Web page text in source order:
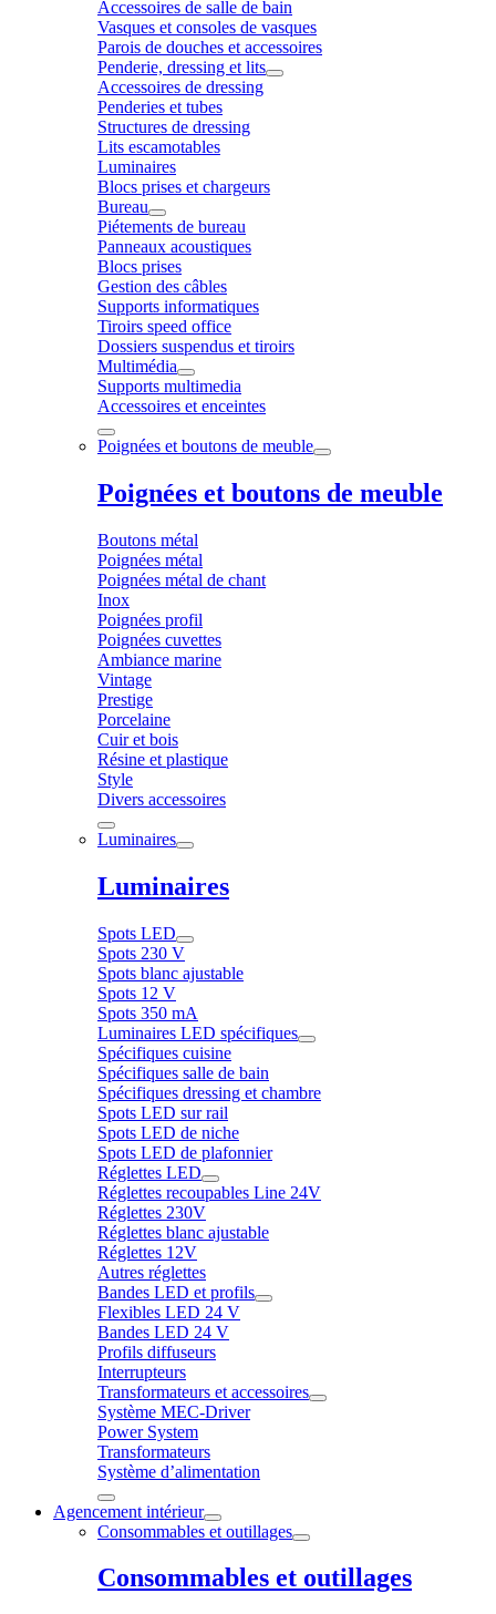
Accessoires de salle de bain
Vasques et consoles de vasques
Parois de douches et accessoires
Penderie, dressing et lits
Accessoires de dressing
Penderies et tubes
Structures de dressing
Lits escamotables
Luminaires
Blocs prises et chargeurs
Bureau
Piétements de bureau
Panneaux acoustiques
Blocs prises
Gestion des câbles
Supports informatiques
Tiroirs speed office
Dossiers suspendus et tiroirs
Multimédia
Supports multimedia
Accessoires et enceintes
Poignées et boutons de meuble
Poignées et boutons de meuble
Boutons métal
Poignées métal
Poignées métal de chant
Inox
Poignées profil
Poignées cuvettes
Ambiance marine
Vintage
Prestige
Porcelaine
Cuir et bois
Résine et plastique
Style
Divers accessoires
Luminaires
Luminaires
Spots LED
Spots 230 V
Spots blanc ajustable
Spots 12 V
Spots 350 mA
Luminaires LED spécifiques
Spécifiques cuisine
Spécifiques salle de bain
Spécifiques dressing et chambre
Spots LED sur rail
Spots LED de niche
Spots LED de plafonnier
Réglettes LED
Réglettes recoupables Line 24V
Réglettes 230V
Réglettes blanc ajustable
Réglettes 12V
Autres réglettes
Bandes LED et profils
Flexibles LED 24 V
Bandes LED 24 V
Profils diffuseurs
Interrupteurs
Transformateurs et accessoires
Système MEC-Driver
Power System
Transformateurs
Système d’alimentation
Agencement intérieur
Consommables et outillages
Consommables et outillages